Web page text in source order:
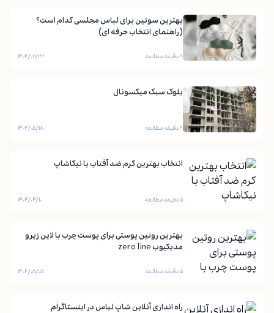
بهترین سوتین برای لباس مجلسی کدام است؟
(راهنمای انتخاب حرفه ای)
۹ دقیقه مطالعه ۱۴۰۴/۰۲/۲۲
بلوک سبک میکسونال
۹ دقیقه مطالعه ۱۴۰۴/۰۵/۱۸
انتخاب بهترین کرم ضد آفتاب با نیکاشاپ
۵ دقیقه مطالعه ۱۴۰۴/۰۴/۱۰
بهترین روتین پوستی برای پوست چرب با لاین زیرو
مدیکیوب zero line
۵ دقیقه مطالعه ۱۴۰۴/۰۵/۰۵
راه اندازی آنلاین شاپ لباس در اینستاگرام